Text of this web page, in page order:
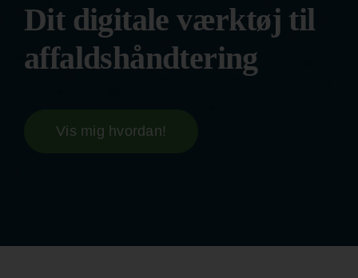
Dit digitale værktøj til
affaldshåndtering
Vis mig hvordan!